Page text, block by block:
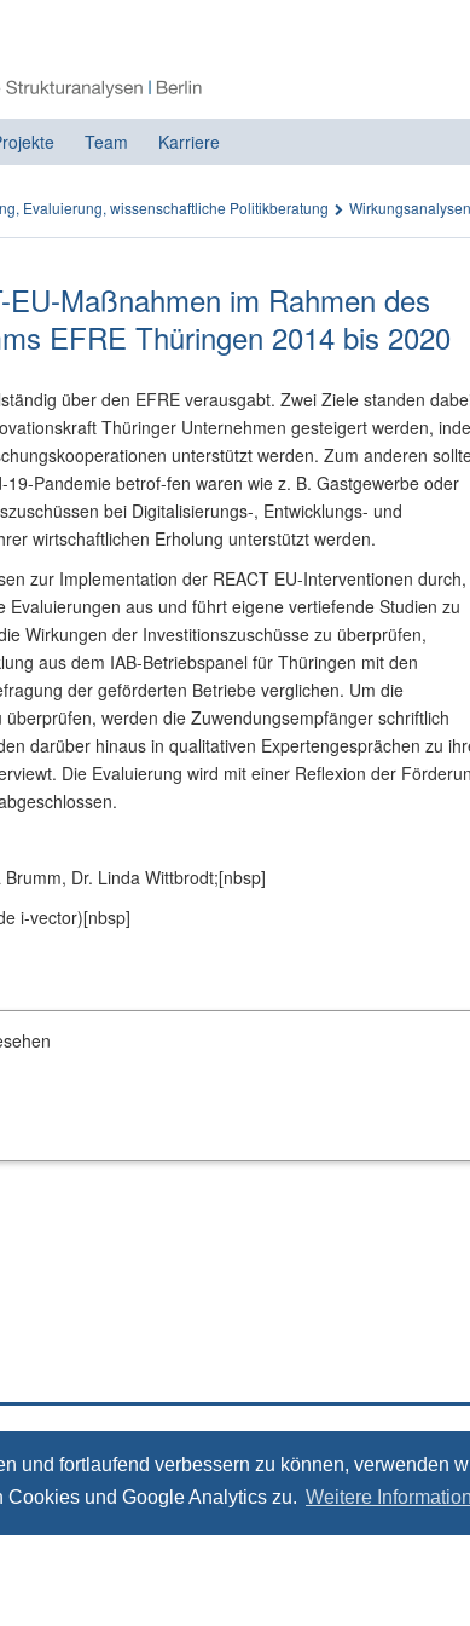
und fortlaufend verbessern zu können, verwenden
und Google Analytics zu. Weitere
Team Karriere
Evaluierung, wissenschaftliche Politikberatung
Maßnahmen im Rahmen des
EFRE Thüringen 2014 bis 2020
über den EFRE verausgabt. Zwei Ziele standen
Thüringer Unternehmen gesteigert werden,
unterstützt werden. Zum anderen
Pandemie betrof-fen waren wie z. B. Gastgewerbe oder
bei Digitalisierungs-, Entwicklungs- und
wirtschaftlichen Erholung unterstützt werden.
zur Implementation der REACT EU-Interventionen durch,
aus und führt eigene vertiefende Studien zu
Wirkungen der Investitionszuschüsse zu überprüfen,
aus dem IAB-Betriebspanel für Thüringen mit den
der geförderten Betriebe verglichen. Um die
werden die Zuwendungsempfänger schriftlich
darüber hinaus in qualitativen Expertengesprächen zu
Die Evaluierung wird mit einer Reflexion der
Dr. Linda Wittbrodt;[nbsp]
i-vector)[nbsp]
© 2026, SÖSTRA Sozialökonomische